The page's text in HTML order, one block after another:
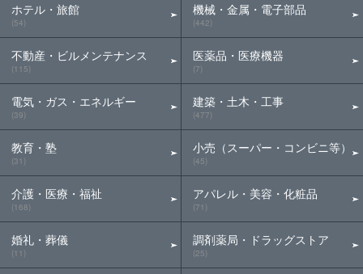
ホテル・旅館
(54)
不動産・ビルメンテナンス
(115)
電気・ガス・エネルギー
(39)
教育・塾
(31)
介護・医療・福祉
(168)
婚礼・葬儀
(11)
機械・金属・電子部品
(442)
医薬品・医療機器
(7)
建築・土木・工事
(477)
小売（スーパー・コンビニ等）
(45)
アパレル・美容・化粧品
(71)
調剤薬局・ドラッグストア
(25)